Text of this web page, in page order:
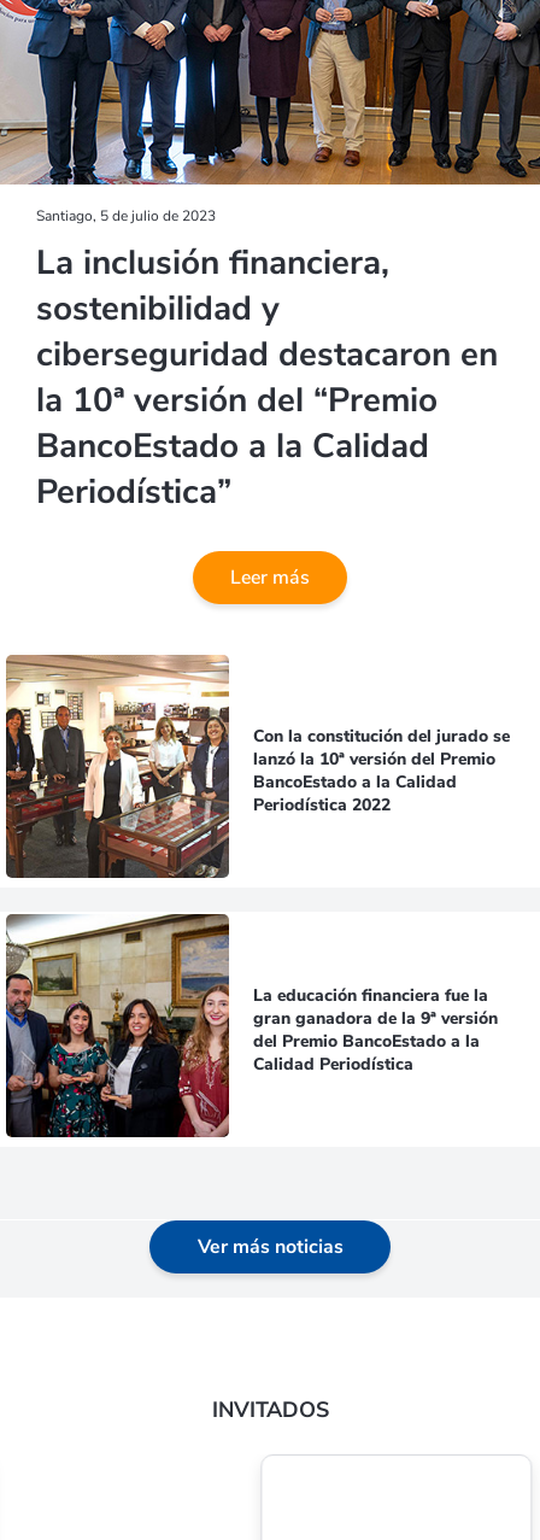
Santiago, 5 de julio de 2023
La inclusión financiera,
sostenibilidad y
ciberseguridad destacaron en
la 10ª versión del “Premio
BancoEstado a la Calidad
Periodística”
Leer más
Con la constitución del jurado se
lanzó la 10ª versión del Premio
BancoEstado a la Calidad
Periodística 2022
La educación financiera fue la
gran ganadora de la 9ª versión
del Premio BancoEstado a la
Calidad Periodística
Ver más noticias
INVITADOS